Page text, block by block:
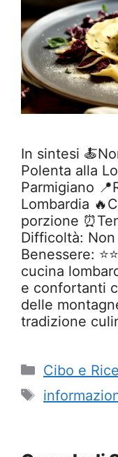
In sintesi
Polenta alla
Parmigiano
Lombardia
porzione
Difficoltà: Non
Benessere:
cucina
e confortanti
delle
tradizione
Categorie
Cibo e
Tag